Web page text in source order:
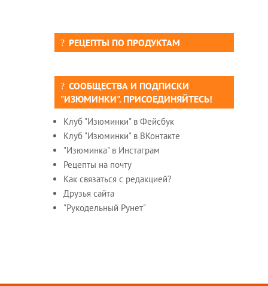
РЕЦЕПТЫ ПО ПРОДУКТАМ
СООБЩЕСТВА И ПОДПИСКИ
"ИЗЮМИНКИ". ПРИСОЕДИНЯЙТЕСЬ!
Клуб "Изюминки" в Фейсбук
Клуб "Изюминки" в ВКонтакте
"Изюминка" в Инстаграм
Рецепты на почту
Как связаться с редакцией?
Друзья сайта
"Рукодельный Рунет"